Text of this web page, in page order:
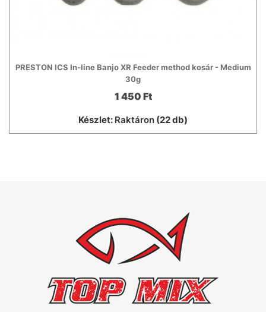
PRESTON ICS In-line Banjo XR Feeder method kosár - Medium
30g
1 450 Ft
Készlet: Raktáron (22 db)